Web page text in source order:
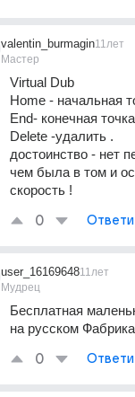
valentin_burmagin
Мастер
11лет
Virtual Dub
Home - начальная
End- конечная
Delete -удалить .
достоинство - нет
чем была в том и
скорость !
0
user_16169648
Мудрец
11лет
Бесплатная
на русском
0